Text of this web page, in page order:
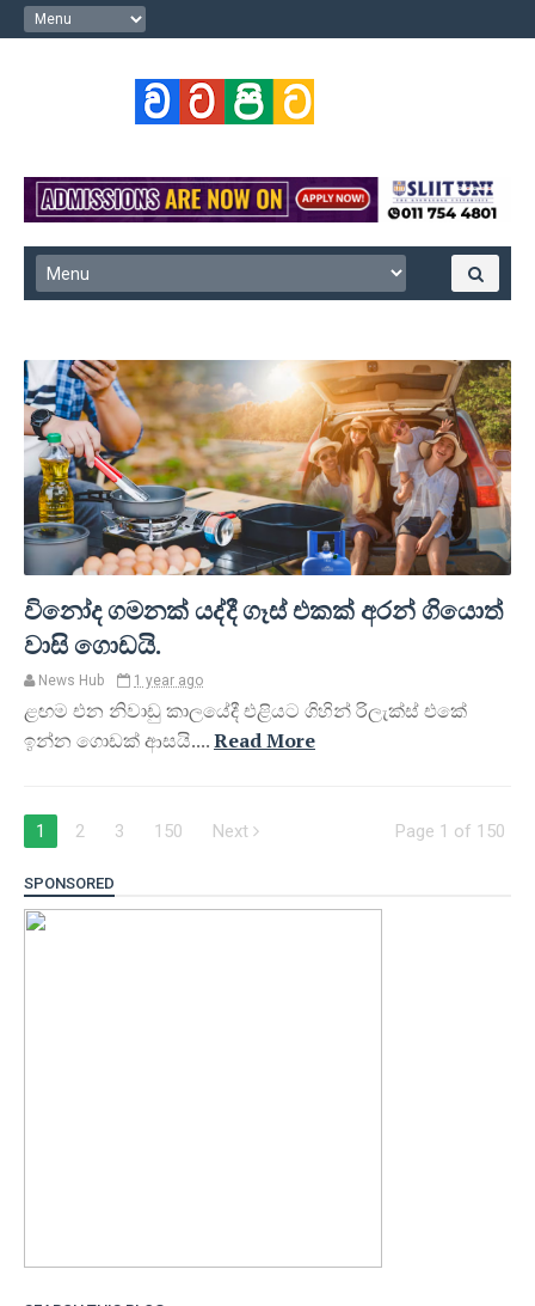
විනෝද ගමනක් යද්දී ගෑස් එකක් අරන් ගියොත්
වාසි ගොඩයි.
News Hub 1 year ago
ළඟම එන නිවාඩු කාලයේදී එළියට ගිහින් රිලැක්ස් එකේ
ඉන්න ගොඩක් ආසයි....Read More
Page 1 of 150
1 2 3 150 Next
SPONSORED